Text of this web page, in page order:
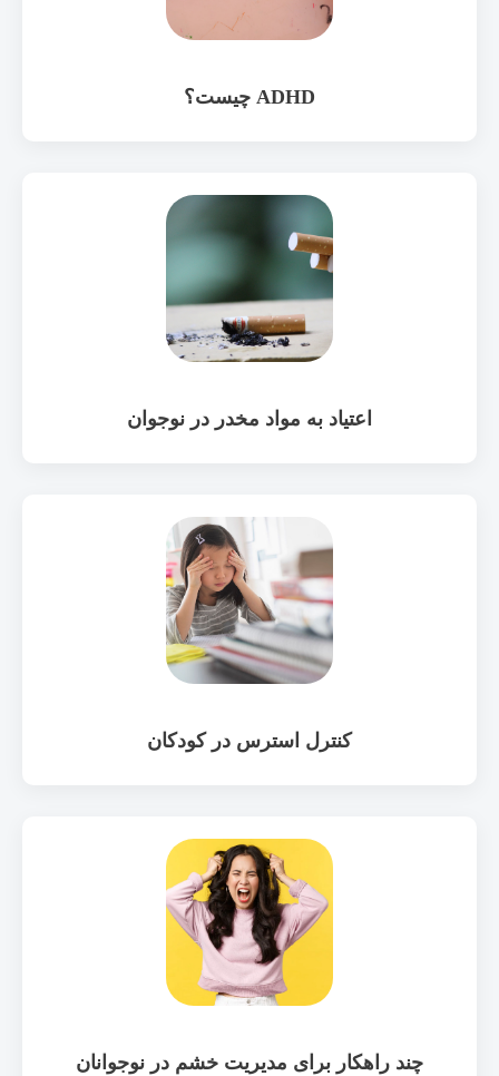
ADHD چیست؟
اعتیاد به مواد مخدر در نوجوان
کنترل استرس در کودکان
چند راهکار برای مدیریت خشم در نوجوانان